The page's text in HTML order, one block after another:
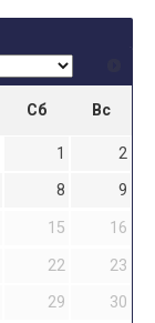
Сб Вс
1
2
8
9
15
16
22
23
29
30